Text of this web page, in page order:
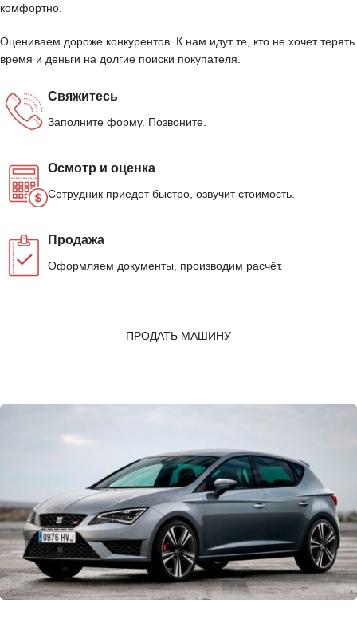
комфортно.
Оцениваем дороже конкурентов. К нам идут те, кто не хочет терять
время и деньги на долгие поиски покупателя.
Свяжитесь
Заполните форму. Позвоните.
Осмотр и оценка
Сотрудник приедет быстро, озвучит стоимость.
Продажа
Оформляем документы, производим расчёт.
ПРОДАТЬ МАШИНУ